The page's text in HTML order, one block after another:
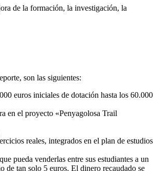
de la formación, la investigación, la
son las siguientes:
euros iniciales de dotación hasta los 60.000
en el proyecto «Penyagolosa Trail
reales, integrados en el plan de estudios
pueda venderlas entre sus estudiantes a un
de tan solo 5 euros. El dinero recaudado se